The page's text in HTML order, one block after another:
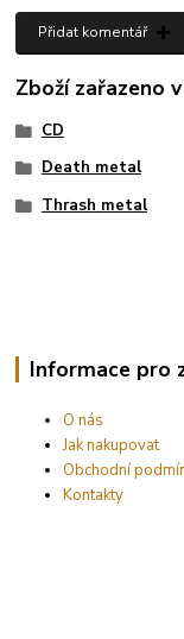
Přidat komentář
Zboží zařazeno
CD
Death metal
Thrash metal
Informace pro
O nás
Jak nakupovat
Obchodní
Kontakty